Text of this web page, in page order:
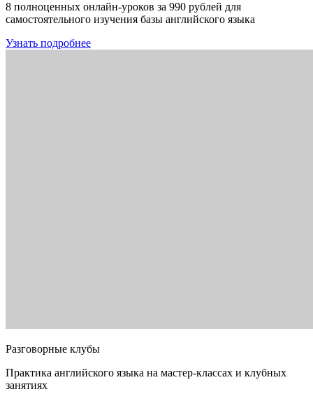
8 полноценных онлайн-уроков за 990 рублей для
самостоятельного изучения базы английского языка
Узнать подробнее
Разговорные клубы
Практика английского языка на мастер-классах и клубных
занятиях